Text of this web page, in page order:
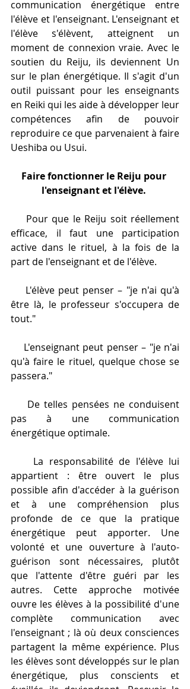
communication énergétique entre
l'élève et l'enseignant. L'enseignant et
l'élève s'élèvent, atteignent un
moment de connexion vraie. Avec le
soutien du Reiju, ils deviennent Un
sur le plan énergétique. Il s'agit d'un
outil puissant pour les enseignants
en Reiki qui les aide à développer leur
compétences afin de pouvoir
reproduire ce que parvenaient à faire
Ueshiba ou Usui.
Faire fonctionner le Reiju pour
l'enseignant et l'élève.
efficace, il faut une participation
active dans le rituel, à la fois de la
part de l'enseignant et de l'élève.
être là, le professeur s'occupera de
tout."
qu'à faire le rituel, quelque chose se
passera."
pas à une communication
énergétique optimale.
appartient : être ouvert le plus
possible afin d'accéder à la guérison
et à une compréhension plus
profonde de ce que la pratique
énergétique peut apporter. Une
volonté et une ouverture à l'auto-
guérison sont nécessaires, plutôt
que l'attente d'être guéri par les
autres. Cette approche motivée
ouvre les élèves à la possibilité d'une
complète communication avec
l'enseignant ; là où deux consciences
partagent la même expérience. Plus
les élèves sont développés sur le plan
énergétique, plus conscients et